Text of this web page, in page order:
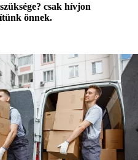
csak hívjon
önnek.